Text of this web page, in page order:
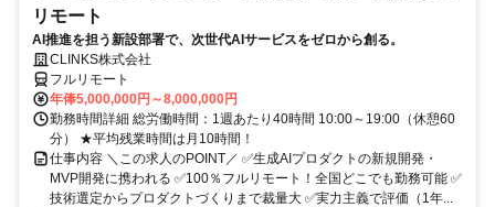
リモート
AI推進を担う新設部署で、次世代AIサービスをゼロから創る。
CLINKS株式会社
フルリモート
年俸5,000,000円～8,000,000円
勤務時間詳細 総労働時間：1週あたり40時間 10:00～19:00（休憩60
分） ★平均残業時間は月10時間！
仕事内容 ＼この求人のPOINT／ ✅生成AIプロダクトの新規開発・
MVP開発に携われる ✅100％フルリモート！全国どこでも勤務可能 ✅
技術選定からプロダクトづくりまで裁量大 ✅実力主義で評価（1年...